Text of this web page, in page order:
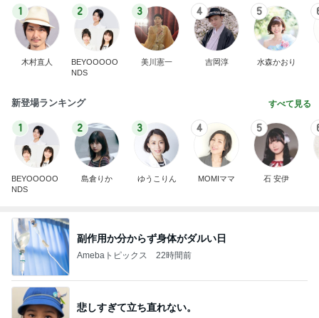
1
木村直人
2
BEYOOOOO
NDS
3
美川憲一
4
吉岡淳
5
水森かおり
新登場ランキング すべて見る
1
BEYOOOOO
NDS
2
島倉りか
3
ゆうこりん
4
MOMIママ
5
石 安伊
副作用か分からず身体がダルい日
Amebaトピックス 22時間前
悲しすぎて立ち直れない。